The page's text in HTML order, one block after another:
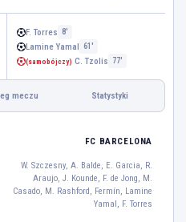
F. Torres 8'
Lamine Yamal 61'
(samobójczy) C. Tzolis 77'
meczu Statystyki
J. Ordonez
64
FC BARCELONA
W. Szczesny, A. Balde, E. Garcia, R.
Araujo, J. Kounde, F. de Jong, M.
Casado, M. Rashford, Fermín, Lamine
Yamal, F. Torres